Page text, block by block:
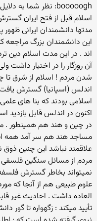
booooogh: نظر شما به دلایل زیر درست نیست :
اسلام قبل از فتح ایران
مدتها دانشمندان ایرانی ظهور
این دانشمندان بزرگ
اند . در این مدت اسلام دین
آن روزگار را در اختیار داشت
شدن مردم ! اسلام از شرق تا
اندلس (اسپانیا) گسترش
اسلامی بودند كه بنا های
اكنون در اندلس قابل
در چین و هند هم همینطور .
مساجد هند هم سر آمد همه
علاقمند نباشد این چنین
مردم از مسائل سنگین
نمیتواند بخاطر گسترش
علوم طبیعی هم از آنجا كه
العاده داشت . احادیث غیر
تأیید میکند : زگهواره تا